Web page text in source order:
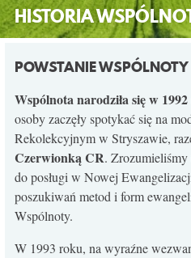
DLA
SNE
KONTAKT
HISTORIA
POWSTANIE WSPÓLNOTY
Wspólnota narodziła się w
osoby zaczęły spotykać się na
Rekolekcyjnym w Stryszawie,
Czerwionką CR.
do posługi w Nowej
poszukiwań metod i form
Wspólnoty.
W 1993 roku, na wyraźne